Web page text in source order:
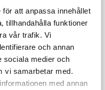
att anpassa innehållet
tillhandahålla funktioner
vår trafik. Vi
och annan
sociala medier och
vi samarbetar med.
med annan